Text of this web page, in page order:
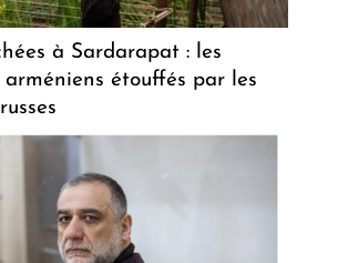
à Sardarapat : les
étouffés par les